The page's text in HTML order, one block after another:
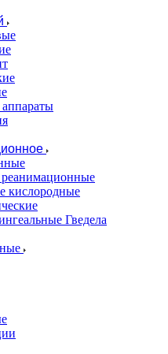
кислородные
Гведела